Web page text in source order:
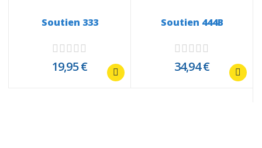
Soutien 333
19,95 €
Soutien 444B
34,94 €